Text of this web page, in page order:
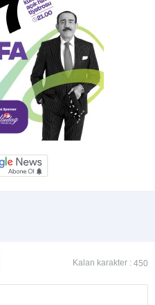
Kalan karakter : 450